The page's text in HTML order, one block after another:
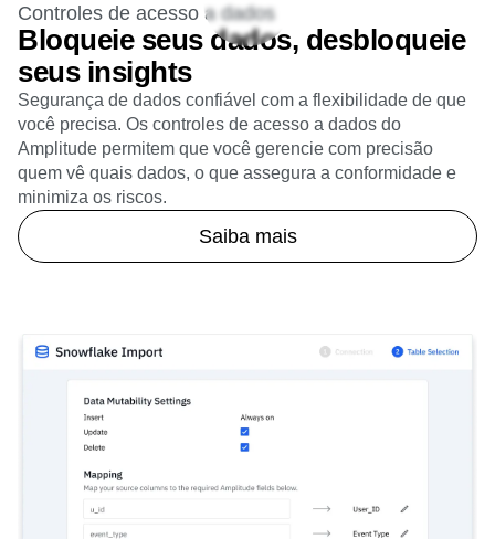
Controles de acesso a dados
Bloqueie seus dados, desbloqueie
seus insights
Segurança de dados confiável com a flexibilidade de que
você precisa. Os controles de acesso a dados do
Amplitude permitem que você gerencie com precisão
quem vê quais dados, o que assegura a conformidade e
minimiza os riscos.
Saiba mais